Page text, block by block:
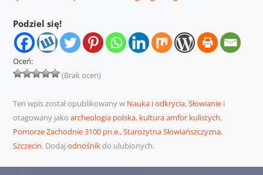
Podziel się!
Oceń:
(Brak ocen)
Ten wpis został opublikowany w Nauka i odkrycia,Słowianiei
otagowany jako archeologia polska, kultura amfor kulistych,
Pomorze Zachodnie 3100 pn.e.,Starożytna Słowiańszczyzna,
Szczecin. Dodaj odnośnikdo ulubionych.